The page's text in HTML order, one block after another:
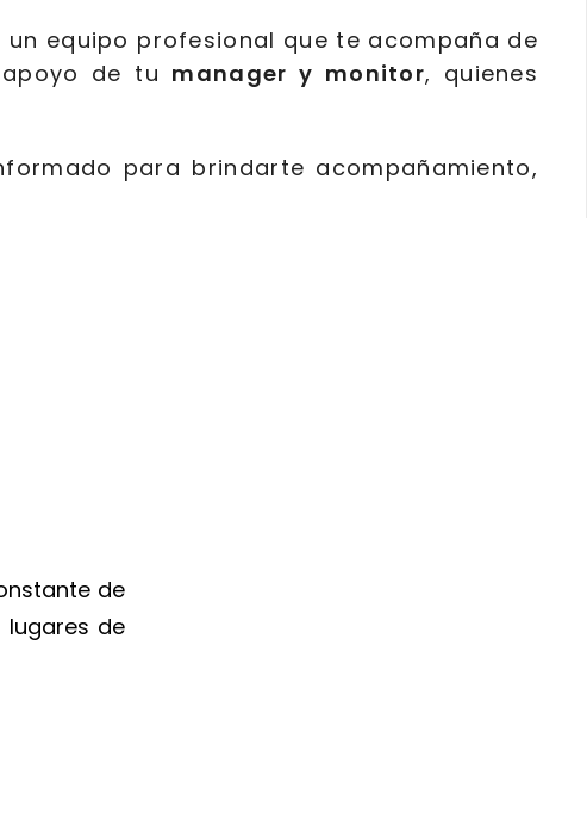
equipo profesional que te acompaña de
de tu manager y monitor, quienes
para brindarte acompañamiento,
de
lugares de